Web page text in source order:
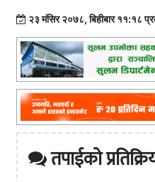
२३ मंसिर २०७८, बिहीबार ११:१८
तपाईको